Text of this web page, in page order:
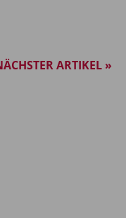
ARTIKEL »